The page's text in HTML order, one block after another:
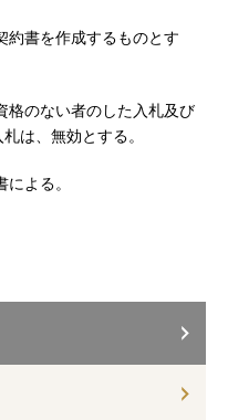
書を作成するものとす
のない者のした入札及び
は、無効とする。
よる。